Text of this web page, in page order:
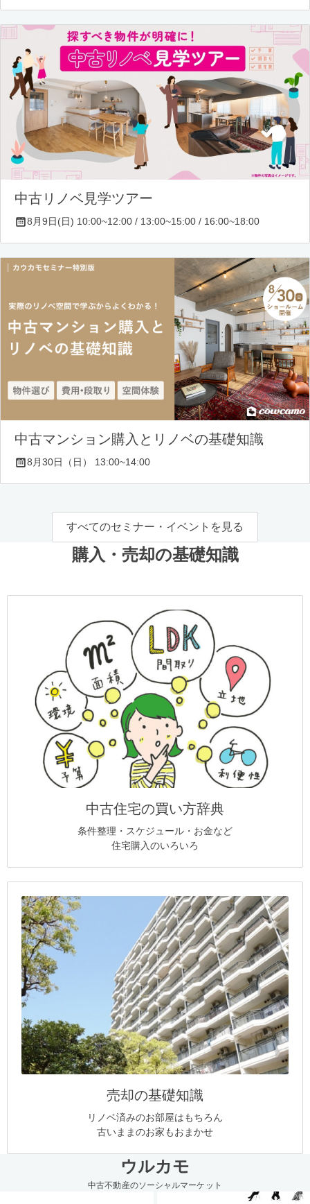
中古リノベ見学ツアー
8月9日(日) 10:00~12:00 / 13:00~15:00 / 16:00~18:00
中古マンション購入とリノベの基礎知識
8月30日（日） 13:00~14:00
すべてのセミナー・イベントを見る
購入・売却の基礎知識
中古住宅の買い方辞典
条件整理・スケジュール・お金など
住宅購入のいろいろ
売却の基礎知識
リノベ済みのお部屋はもちろん
古いままのお家もおまかせ
ウルカモ
中古不動産のソーシャルマーケット